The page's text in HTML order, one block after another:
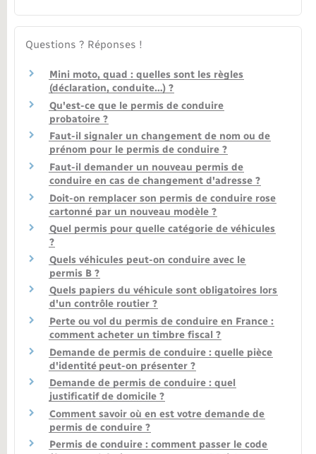
Questions ? Réponses !
Mini moto, quad : quelles sont les règles
(déclaration, conduite…) ?
Qu'est-ce que le permis de conduire
probatoire ?
Faut-il signaler un changement de nom ou de
prénom pour le permis de conduire ?
Faut-il demander un nouveau permis de
conduire en cas de changement d'adresse ?
Doit-on remplacer son permis de conduire rose
cartonné par un nouveau modèle ?
Quel permis pour quelle catégorie de véhicules
?
Quels véhicules peut-on conduire avec le
permis B ?
Quels papiers du véhicule sont obligatoires lors
d'un contrôle routier ?
Perte ou vol du permis de conduire en France :
comment acheter un timbre fiscal ?
Demande de permis de conduire : quelle pièce
d'identité peut-on présenter ?
Demande de permis de conduire : quel
justificatif de domicile ?
Comment savoir où en est votre demande de
permis de conduire ?
Permis de conduire : comment passer le code